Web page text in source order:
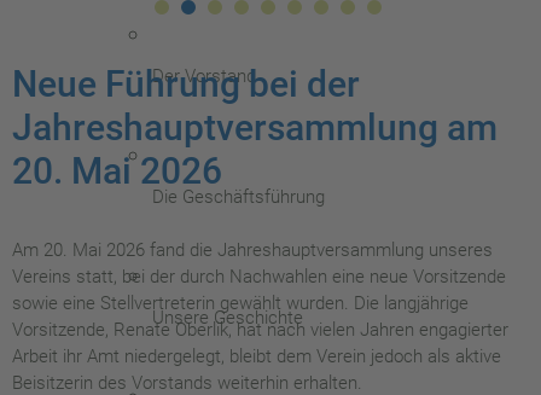
Der Vorstand
Die Geschäftsführung
Unsere Geschichte
1 1 Dksb Header 2560x586 03
Dksb Header 2560x586 04
Dksb Header 2560x586 05
Dksb Header 2560x586 06
Dksb Header 2560x586 07
Dksb Header
Dksb Header
Neue Führung bei der
Jahreshauptversammlung am
20. Mai 2026
Am 20. Mai 2026 fand die Jahreshauptversammlung unseres
Vereins statt, bei der durch Nachwahlen eine neue Vorsitzende
sowie eine Stellvertreterin gewählt wurden. Die langjährige
Vorsitzende, Renate Oberlik, hat nach vielen Jahren engagierter
Arbeit ihr Amt niedergelegt, bleibt dem Verein jedoch als aktive
Beisitzerin des Vorstands weiterhin erhalten.